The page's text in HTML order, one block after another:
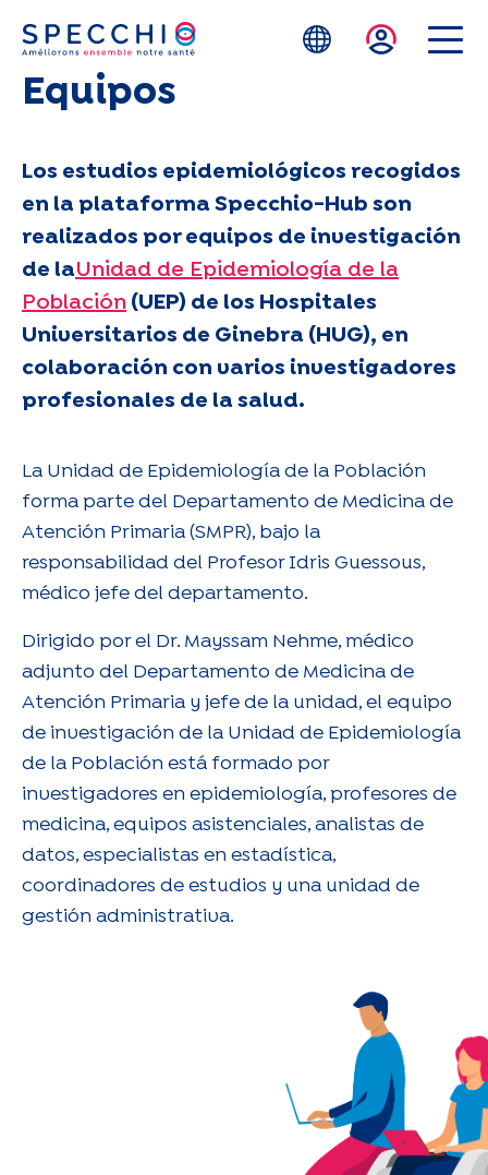
Skip to main content
Equipos
Los estudios epidemiológicos recogidos
en la plataforma Specchio-Hub son
realizados por equipos de investigación
de laUnidad de Epidemiología de la
Población (UEP) de los Hospitales
Universitarios de Ginebra (HUG), en
colaboración con varios investigadores
profesionales de la salud.
La Unidad de Epidemiología de la Población
forma parte del Departamento de Medicina de
Atención Primaria (SMPR), bajo la
responsabilidad del Profesor Idris Guessous,
médico jefe del departamento.
Dirigido por el Dr. Mayssam Nehme, médico
adjunto del Departamento de Medicina de
Atención Primaria y jefe de la unidad, el equipo
de investigación de la Unidad de Epidemiología
de la Población está formado por
investigadores en epidemiología, profesores de
medicina, equipos asistenciales, analistas de
datos, especialistas en estadística,
coordinadores de estudios y una unidad de
gestión administrativa.